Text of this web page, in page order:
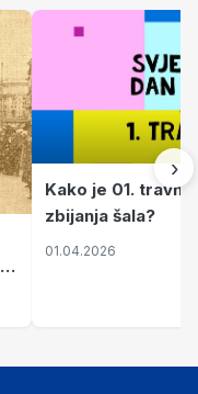
Kako je 01.
zbijanja šala?
01.04.2026
›